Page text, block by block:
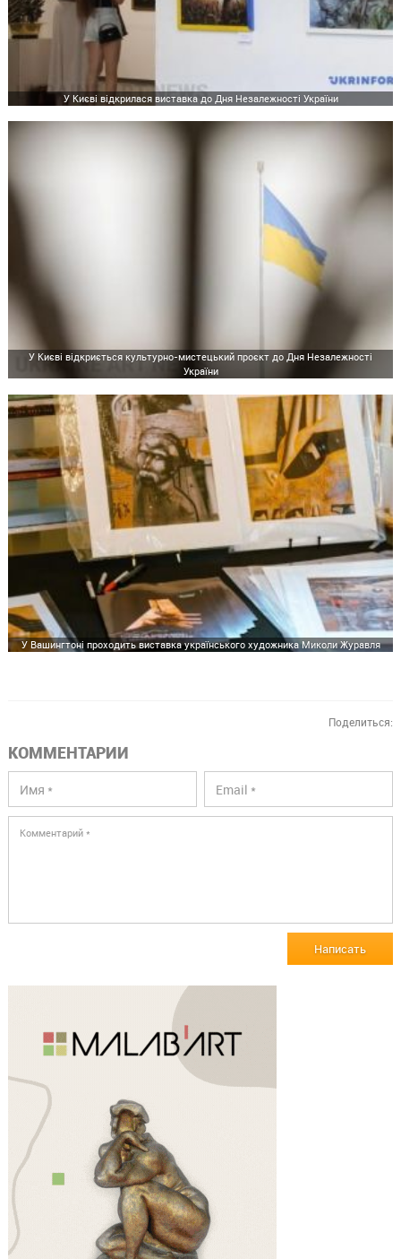
У Києві відкрилася виставка до Дня Незалежності України
У Києві відкриється культурно-мистецький проєкт до Дня Незалежності
України
У Вашингтоні проходить виставка українського художника Миколи Журавля
Поделиться:
КОММЕНТАРИИ
Написать